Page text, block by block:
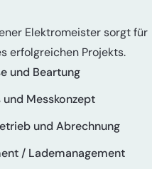
Elektromeister sorgt für
erfolgreichen Projekts.
und Beartung
und Messkonzept
und Abrechnung
/ Lademanagement